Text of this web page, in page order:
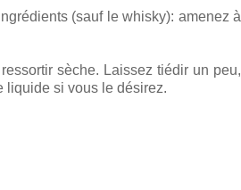
(sauf le whisky): amenez à
sèche. Laissez tiédir un peu,
liquide si vous le désirez.